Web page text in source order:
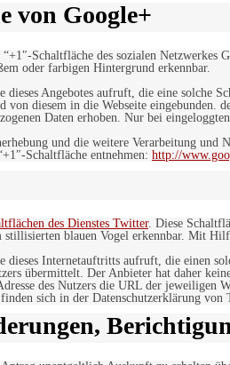
von Google+
“+1″-Schaltfläche des sozialen
oder farbigen Hintergrund erkennbar.
dieses Angebotes aufruft, die eine
von diesem in die Webseite
Daten erhoben. Nur bei
und die weitere Verarbeitung und
Schaltfläche entnehmen: http://
des Dienstes Twitter. Diese
blauen Vogel erkennbar. Mit
dieses Internetauftritts aufruft, die einen
übermittelt. Der Anbieter hat daher
des Nutzers die URL der jeweiligen
sich in der Datenschutzerklärung von